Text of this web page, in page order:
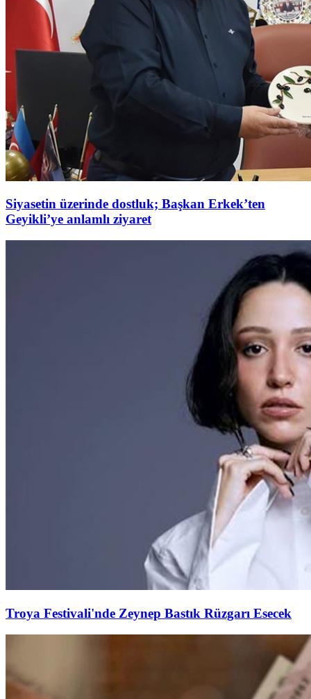
Siyasetin üzerinde dostluk; Başkan Erkek’ten
Geyikli’ye anlamlı ziyaret
Troya Festivali'nde Zeynep Bastık Rüzgarı Esecek